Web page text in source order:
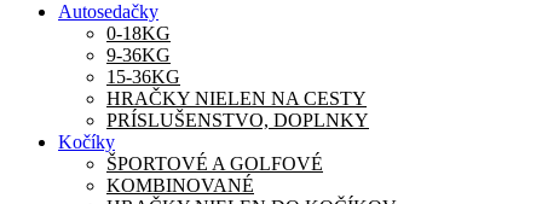
Autosedačky
0-18KG
9-36KG
15-36KG
HRAČKY NIELEN NA CESTY
PRÍSLUŠENSTVO, DOPLNKY
Kočíky
ŠPORTOVÉ A GOLFOVÉ
KOMBINOVANÉ